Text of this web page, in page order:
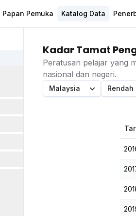
Papan Pemuka Katalog Data
Kadar Tamat
Peratusan pelajar yang
nasional dan negeri.
Malaysia Rendah